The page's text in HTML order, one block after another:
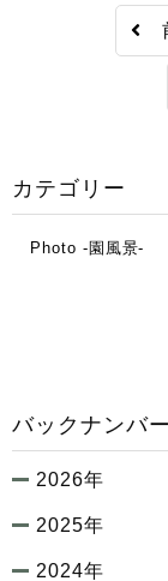
カテゴリー
Photo -園風景-
バックナンバー
2026年
2025年
2024年